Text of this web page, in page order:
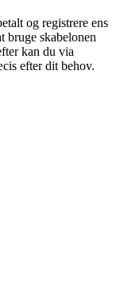
og registrere ens
bruge skabelonen
kan du via
efter dit behov.